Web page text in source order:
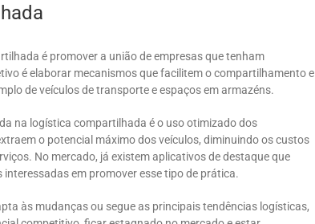
é promover a união de empresas que tenham
é elaborar mecanismos que facilitem o compartilhamento e
de veículos de transporte e espaços em armazéns.
na logística compartilhada é o uso otimizado dos
o potencial máximo dos veículos, diminuindo os custos
No mercado, já existem aplicativos de destaque que
em promover esse tipo de prática.
às mudanças ou segue as principais tendências logísticas,